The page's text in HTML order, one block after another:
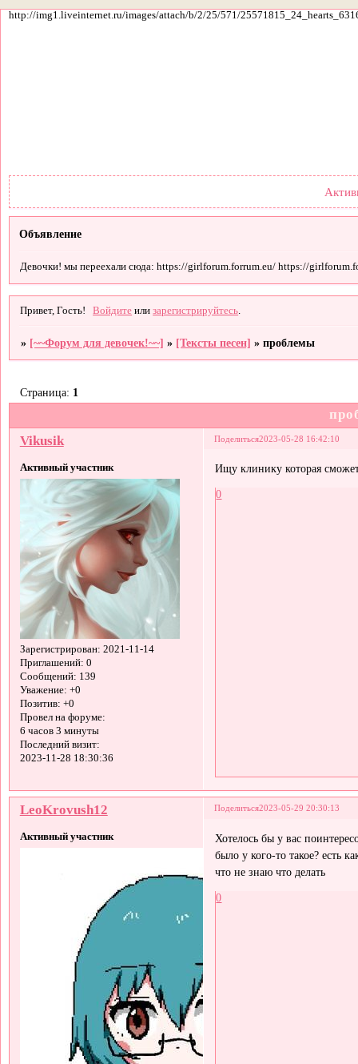
http://img1.liveinternet.ru/images/attach/b/2/25/571/
Объявление
Девочки! мы переехали сюда: https://girlforum.forrum.eu/ https://
Привет, Гость! Войдите илизарегистрируйтесь
» [~~Форум для девочек!~~] » [Тексты песен] »проблемы
Страница: 1
Поделиться2023-05-28 16:42:10
Vikusik
Активный участник
Зарегистрирован: 2021-11-14
Приглашений: 0
Сообщений: 139
Уважение: +0
Позитив: +0
Провел на форуме:
6 часов 3 минуты
Последний визит:
2023-11-28 18:30:36
Ищу клинику которая
0
Поделиться2023-05-29 20:30:13
LeoKrovush12
Активный участник
Хотелось бы у вас
было у кого-то такое? есть
что не знаю что делать
0